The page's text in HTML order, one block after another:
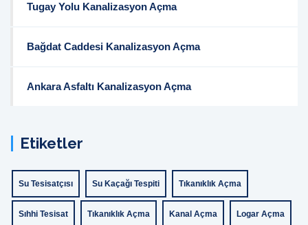
Tugay Yolu Kanalizasyon Açma
Bağdat Caddesi Kanalizasyon Açma
Ankara Asfaltı Kanalizasyon Açma
Etiketler
Su Tesisatçısı Su Kaçağı Tespiti Tıkanıklık Açma
Sıhhi Tesisat Tıkanıklık Açma Kanal Açma Logar Açma